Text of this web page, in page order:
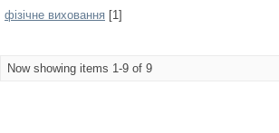
фізічне виховання [1]
Now showing items 1-9 of 9